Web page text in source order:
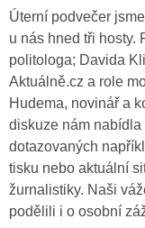
Úterní podvečer
u nás hned tři hosty.
politologa; Davida
Aktuálně.cz a role
Hudema, novinář a
diskuze nám
dotazovaných
tisku nebo aktuální
žurnalistiky. Naši
podělili i o osobní